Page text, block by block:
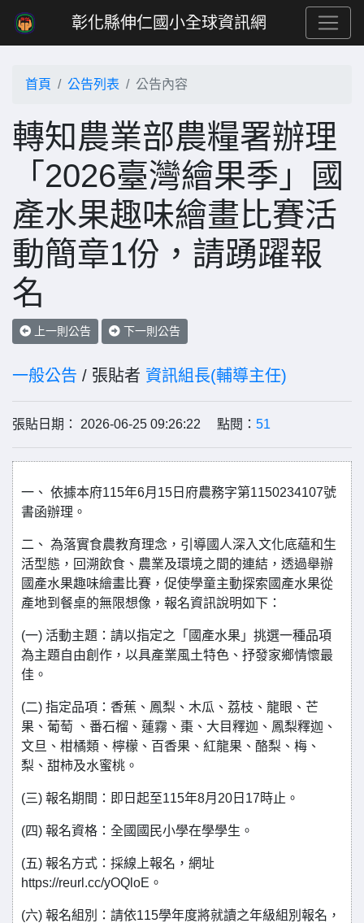
彰化縣伸仁國小全球資訊網
首頁 公告列表 公告內容
轉知農業部農糧署辦理
「2026臺灣繪果季」國
產水果趣味繪畫比賽活
動簡章1份，請踴躍報
名
上一則公告 下一則公告
一般公告 / 張貼者 資訊組長(輔導主任)
張貼日期： 2026-06-25 09:26:22 點閱： 51
一、 依據本府115年6月15日府農務字第1150234107號
書函辦理。
二、 為落實食農教育理念，引導國人深入文化底蘊和生
活型態，回溯飲食、農業及環境之間的連結，透過舉辦
國產水果趣味繪畫比賽，促使學童主動探索國產水果從
產地到餐桌的無限想像，報名資訊說明如下：
(一) 活動主題：請以指定之「國產水果」挑選一種品項
為主題自由創作，以具產業風土特色、抒發家鄉情懷最
佳。
(二) 指定品項：香蕉、鳳梨、木瓜、荔枝、龍眼、芒
果、葡萄 、番石榴、蓮霧、棗、大目釋迦、鳳梨釋迦、
文旦、柑橘類、檸檬、百香果、紅龍果、酪梨、梅、
梨、甜柿及水蜜桃。
(三) 報名期間：即日起至115年8月20日17時止。
(四) 報名資格：全國國民小學在學學生。
(五) 報名方式：採線上報名，網址
https://reurl.cc/yOQloE。
(六) 報名組別：請依115學年度將就讀之年級組別報名，